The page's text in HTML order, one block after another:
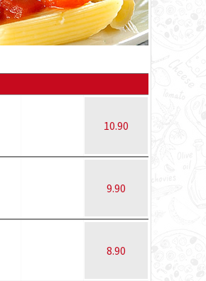
10.90
9.90
8.90